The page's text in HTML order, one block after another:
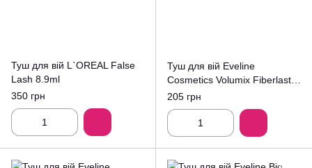
Туш для вій L`OREAL False
Lash 8.9ml
350 грн
Туш для вій Eveline
Cosmetics Volumix Fiberlast
Ultra False Lash Effect 10 мл.
205 грн